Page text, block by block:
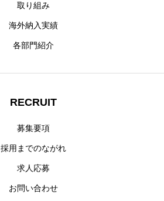
取り組み
海外納入実績
各部門紹介
RECRUIT
募集要項
採用までのながれ
求人応募
お問い合わせ